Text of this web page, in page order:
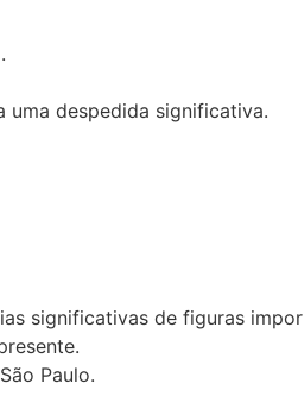
uma despedida significativa.
significativas de figuras
Paulo.